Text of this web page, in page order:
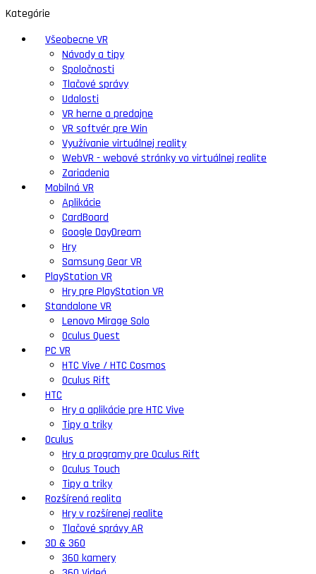
Kategórie
Všeobecne VR
Návody a tipy
Spoločnosti
Tlačové správy
Udalosti
VR herne a predajne
VR softvér pre Win
Využívanie virtuálnej reality
WebVR - webové stránky vo virtuálnej realite
Zariadenia
Mobilná VR
Aplikácie
CardBoard
Google DayDream
Hry
Samsung Gear VR
PlayStation VR
Hry pre PlayStation VR
Standalone VR
Lenovo Mirage Solo
Oculus Quest
PC VR
HTC Vive / HTC Cosmos
Oculus Rift
HTC
Hry a aplikácie pre HTC Vive
Tipy a triky
Oculus
Hry a programy pre Oculus Rift
Oculus Touch
Tipy a triky
Rozšírená realita
Hry v rozšírenej realite
Tlačové správy AR
3D & 360
360 kamery